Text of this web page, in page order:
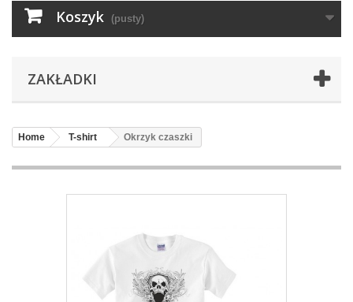
Koszyk (pusty)
ZAKŁADKI
Home T-shirt Okrzyk czaszki